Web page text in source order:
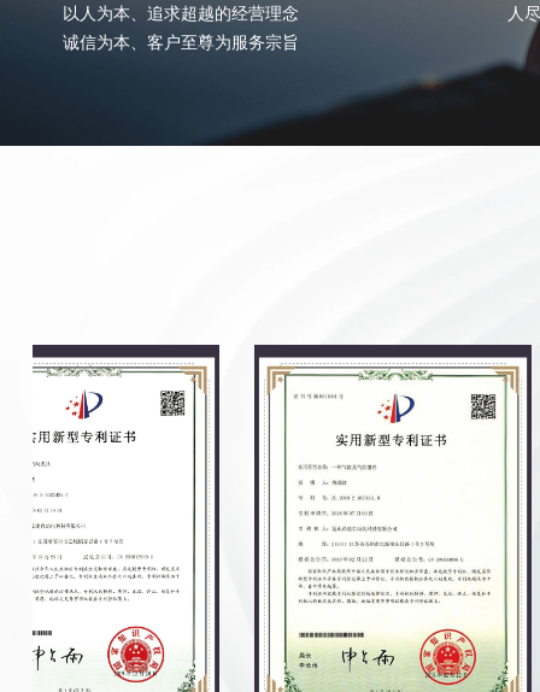
以人为本、追求超越的经营理念
诚信为本、客户至尊为服务宗旨
人